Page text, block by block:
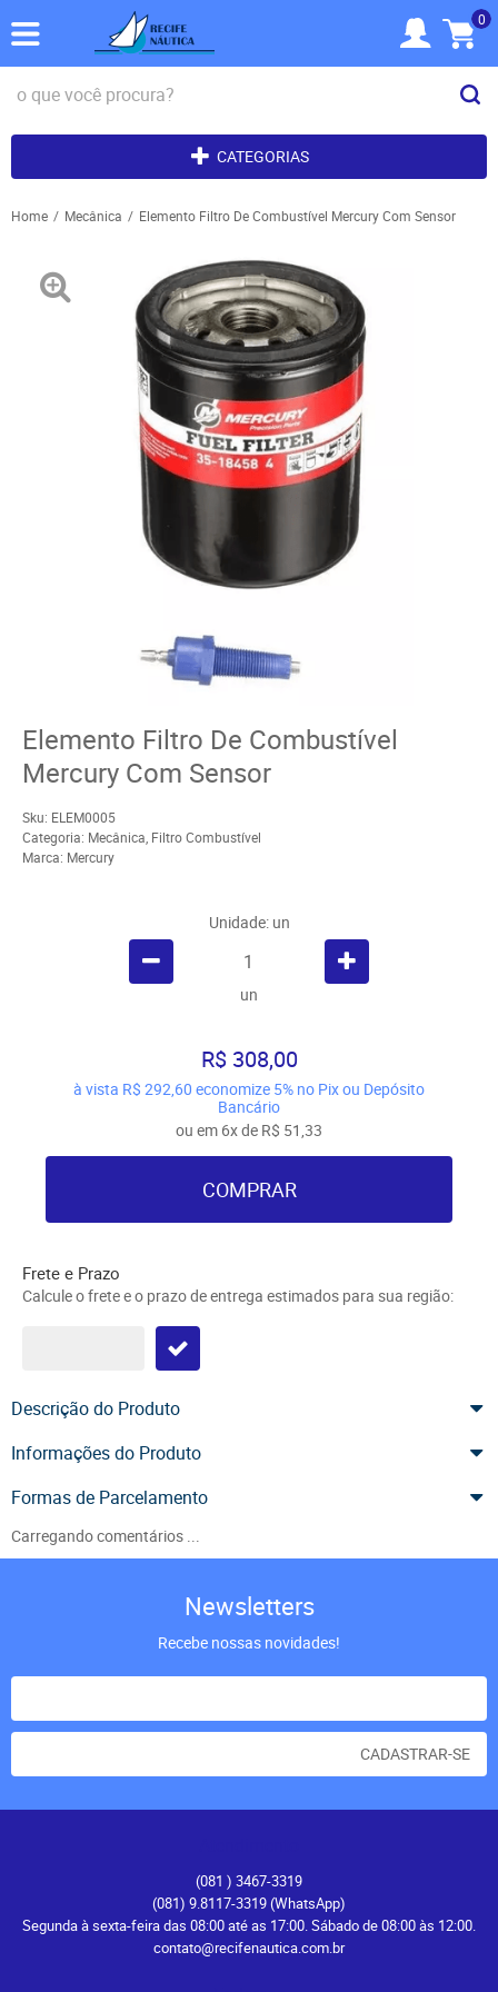
0
CATEGORIAS
Home Mecânica Elemento Filtro De Combustível Mercury Com Sensor
Elemento Filtro De Combustível
Mercury Com Sensor
Sku: ELEM0005
Categoria: Mecânica, Filtro Combustível
Marca: Mercury
Unidade: un
un
R$ 308,00
à vista R$ 292,60 economize 5% no Pix ou Depósito
Bancário
ou em 6xde R$ 51,33
COMPRAR
Frete e Prazo
Calcule o frete e o prazo de entrega estimados para sua região:
Descrição do Produto
Informações do Produto
Formas de Parcelamento
Carregando comentários ...
Newsletters
Recebe nossas novidades!
CADASTRAR-SE
(081 ) 3467-3319
(081) 9.8117-3319(WhatsApp)
Segunda à sexta-feira das 08:00 até as 17:00. Sábado de 08:00 às 12:00.
contato@recifenautica.com.br